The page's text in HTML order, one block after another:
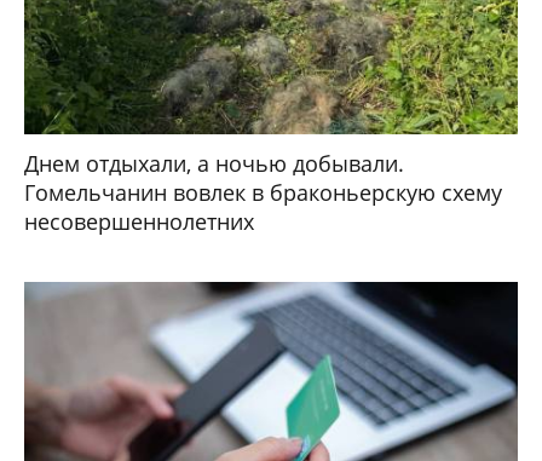
Днем отдыхали, а ночью добывали.
Гомельчанин вовлек в браконьерскую схему
несовершеннолетних